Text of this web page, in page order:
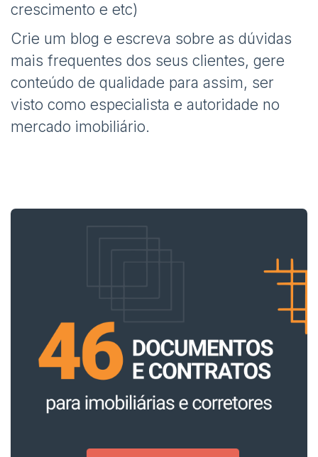
crescimento e etc)
Crie um blog e escreva sobre as dúvidas
mais frequentes dos seus clientes, gere
conteúdo de qualidade para assim, ser
visto como especialista e autoridade no
mercado imobiliário.